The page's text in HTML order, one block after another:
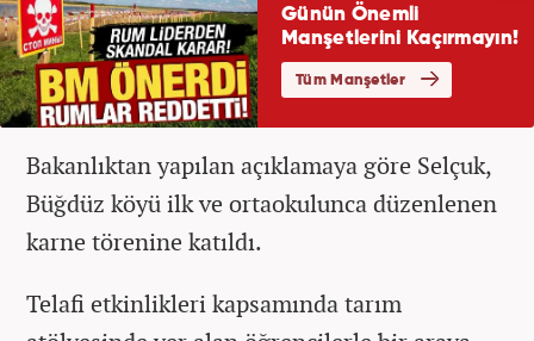
Bakanlıktan yapılan açıklamaya göre Selçuk,
Büğdüz köyü ilk ve ortaokulunca düzenlenen
karne törenine katıldı.
Telafi etkinlikleri kapsamında tarım